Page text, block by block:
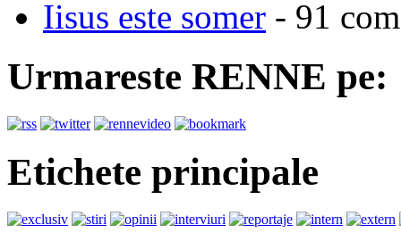
Iisus este somer - 91
Urmareste RENNE pe:
Etichete principale